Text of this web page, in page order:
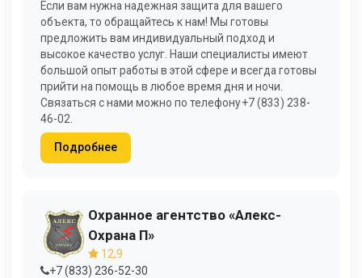
Если вам нужна надежная защита для вашего
объекта, то обращайтесь к нам! Мы готовы
предложить вам индивидуальный подход и
высокое качество услуг. Наши специалисты имеют
большой опыт работы в этой сфере и всегда готовы
прийти на помощь в любое время дня и ночи.
Связаться с нами можно по телефону +7 (833) 238-
46-02.
Подробнее
Охранное агентство «Алекс-
Охрана П»
12,9
+7 (833) 236-52-30